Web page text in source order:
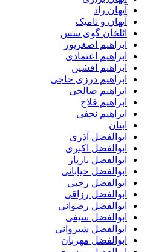
آیهان راد
آیهان و نامیک
ائلخان گوی سس
ابراهیم اصغرپور
ابراهیم اعتمادی
ابراهیم افشین
ابراهیم درزی حاجی
ابراهیم صالحی
ابراهیم فلاح
ابراهیم نجفی
ابنان
ابوالفضل آذری
ابوالفضل اکبری
ابوالفضل بارپاز
ابوالفضل خیابانی
ابوالفضل رجبی
ابوالفضل رزاقی
ابوالفضل رضوانی
ابوالفضل سیفی
ابوالفضل شیروانی
ابوالفضل مهربان